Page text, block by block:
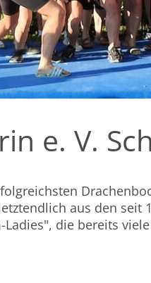
e. V.
aus den seit
die bereits